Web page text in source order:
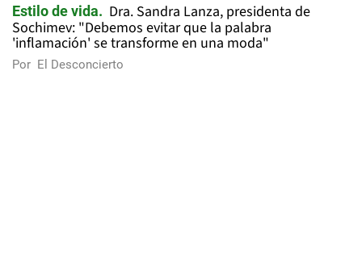
Estilo de vida
Dra. Sandra Lanza, presidenta de
Sochimev: "Debemos evitar que la palabra
'inflamación' se transforme en una moda"
Por El Desconcierto